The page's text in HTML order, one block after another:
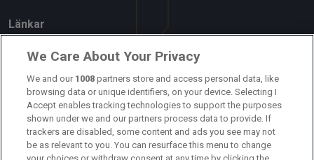
Länkar
Om oss
Kontakta oss
Kundtjänst
Sponsor: Rekatochklart
We Care About Your Privacy
We and our 1008 partners store and access personal data, like
browsing data or unique identifiers, on your device. Selecting I
Accept enables tracking technologies to support the purposes
shown under we and our partners process data to provide. If
trackers are disabled, some content and ads you see may not
be as relevant to you. You can resurface this menu to change